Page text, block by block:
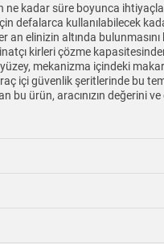
kadar süre boyunca
defalarca kullanılabilecek
elinizin altında
kirleri çözme
yüzey, mekanizma içindeki
içi güvenlik şeritlerinde bu
bu ürün, aracınızın değerini